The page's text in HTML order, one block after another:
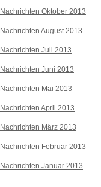
Nachrichten Oktober 2013
Nachrichten August 2013
Nachrichten Juli 2013
Nachrichten Juni 2013
Nachrichten Mai 2013
Nachrichten April 2013
Nachrichten März 2013
Nachrichten Februar 2013
Nachrichten Januar 2013